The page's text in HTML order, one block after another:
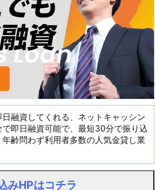
融資してくれる、ネットキャッシン
即日融資可能で、最短30分で振り込
齢問わず利用者多数の人気金貸し業
みHPはコチラ